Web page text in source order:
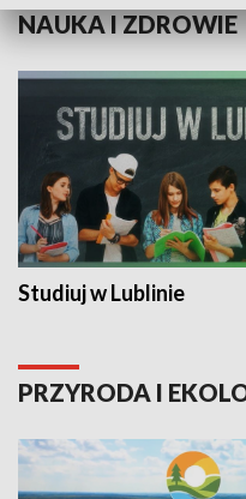
NAUKA I ZDROWIE
Studiuj w Lublinie
PRZYRODA I